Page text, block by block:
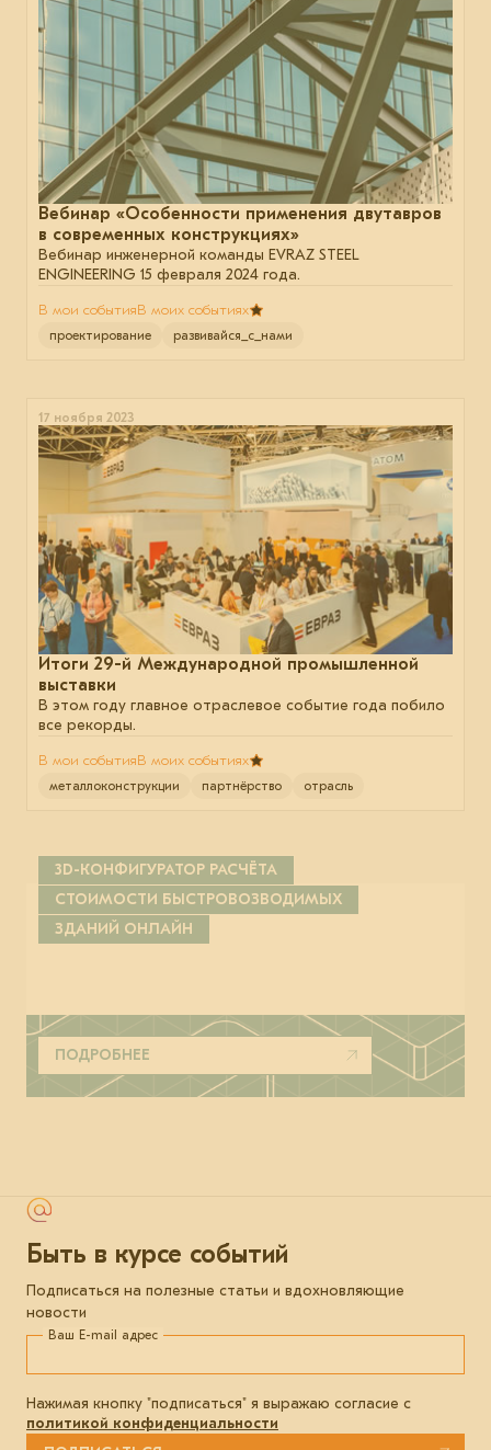
Вебинар «Особенности применения двутавров
в современных конструкциях»
Вебинар инженерной команды EVRAZ STEEL
ENGINEERING 15 февраля 2024 года.
В мои событияВ моих событиях
проектирование развивайся_с_нами
17 ноября 2023
Итоги 29-й Международной промышленной
выставки
В этом году главное отраслевое событие года побило
все рекорды.
В мои событияВ моих событиях
металлоконструкции партнёрство отрасль
3D-КОНФИГУРАТОР РАСЧЁТА
СТОИМОСТИ БЫСТРОВОЗВОДИМЫХ
ЗДАНИЙ ОНЛАЙН
ПОДРОБНЕЕ
Быть в курсе событий
Подписаться на полезные статьи и вдохновляющие
новости
Ваш E-mail адрес
Нажимая кнопку "подписаться" я выражаю согласие с
политикой конфиденциальности